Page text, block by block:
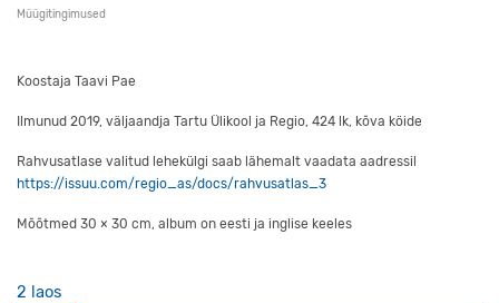
Müügitingimused
Koostaja Taavi Pae
Ilmunud 2019, väljaandja Tartu Ülikool ja Regio, 424 lk, kõva köide
Rahvusatlase valitud lehekülgi saab lähemalt vaadata aadressil
https://issuu.com/regio_as/docs/rahvusatlas_3
Mõõtmed 30 × 30 cm, album on eesti ja inglise keeles
2 laos